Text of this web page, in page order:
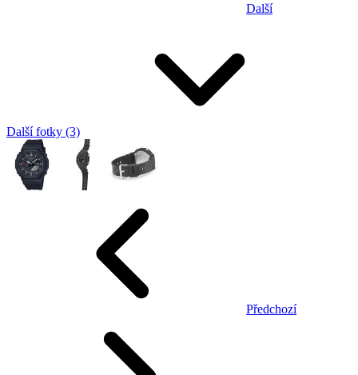
Další
Další fotky (3)
Předchozí